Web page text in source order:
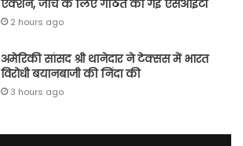
एक्शन, जांच के लिए गठित की गई एसआईटी
2 hours ago
अमेरिकी सांसद श्री थानेदार ने टेक्सस में भारत
विरोधी बयानबाजी की निंदा की
3 hours ago